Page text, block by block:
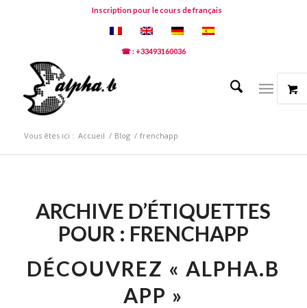
Inscription pour le cours de français
☎ : +33493160036
Vous êtes ici : Accueil / Blog / frenchapp
ARCHIVE D’ÉTIQUETTES
POUR : FRENCHAPP
DÉCOUVREZ « ALPHA.B
APP »